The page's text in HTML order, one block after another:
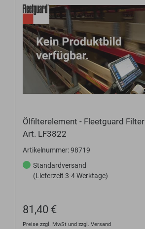
Ölfilterelement - Fleetguard Filter
Art. LF3822
Artikelnummer: 98719
Standardversand
(Lieferzeit 3-4 Werktage)
81,40 €
Preise zzgl. MwSt und zzgl. Versand